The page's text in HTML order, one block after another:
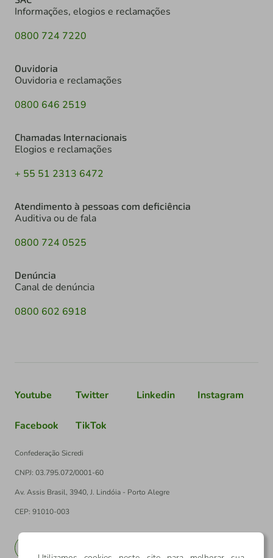
Informações, elogios e reclamações
0800 724 7220
Ouvidoria
Ouvidoria e reclamações
0800 646 2519
Chamadas Internacionais
Elogios e reclamações
+ 55 51 2313 6472
Atendimento à pessoas com deficiência
Auditiva ou de fala
0800 724 0525
Denúncia
Canal de denúncia
0800 602 6918
Youtube Twitter Linkedin Instagram
Facebook TikTok
Confederação Sicredi
CNPJ: 03.795.072/0001-60
Av. Assis Brasil, 3940, J. Lindóia - Porto Alegre
CEP: 91010-003